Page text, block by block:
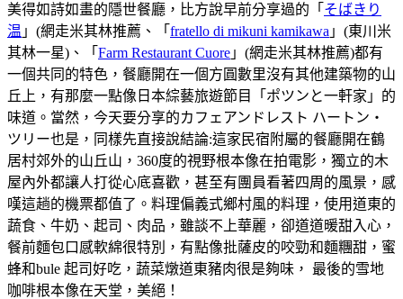
美得如詩如畫的隱世餐廳，比方說早前分享過的「 そばきり
温 」(網走米其林推薦、「 fratello di mikuni kamikawa 」(東川米
其林一星)、「 Farm Restaurant Cuore 」(網走米其林推薦)都有
一個共同的特色，餐廳開在一個方圓數里沒有其他建築物的山
丘上，有那麼一點像日本綜藝旅遊節目「ポツンと一軒家」的
味道。當然，今天要分享的カフェアンドレスト ハートン・
ツリー也是，同樣先直接說結論:這家民宿附屬的餐廳開在鶴
居村郊外的山丘山，360度的視野根本像在拍電影，獨立的木
屋內外都讓人打從心底喜歡，甚至有團員看著四周的風景，感
嘆這趟的機票都值了。料理偏義式鄉村風的料理，使用道東的
蔬食、牛奶、起司、肉品，雖談不上華麗，卻道道暖甜入心，
餐前麵包口感軟綿很特別，有點像批薩皮的咬勁和麵糰甜，蜜
蜂和bule 起司好吃，蔬菜燉道東豬肉很是夠味， 最後的雪地
咖啡根本像在天堂，美絕！